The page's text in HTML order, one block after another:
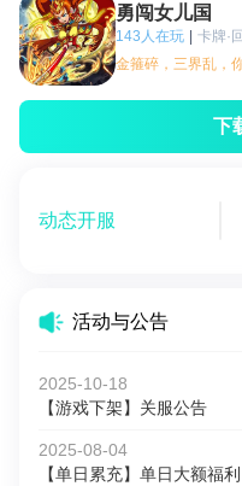
勇闯女儿国
143人在玩 | 卡牌·
金箍碎，三界乱，
下
动态开服
活动与公告
2025-10-18
【游戏下架】关服公告
2025-08-04
【单日累充】单日大额福利